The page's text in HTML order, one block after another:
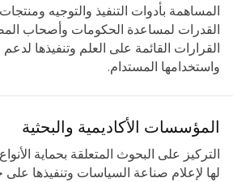
المساهمة بأدوات التنفيذ والتوجيه
القدرات لمساعدة الحكومات وأصحاب
القرارات القائمة على العلم وتنفيذها
واستخدامها المستدام.
المؤسسات الأكاديمية والبحثية
التركيز على البحوث المتعلقة بحماية
لها لإعلام صناعة السياسات وتنفيذها